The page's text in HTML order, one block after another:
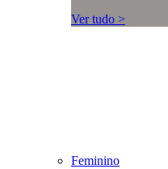
Ver tudo >
Feminino